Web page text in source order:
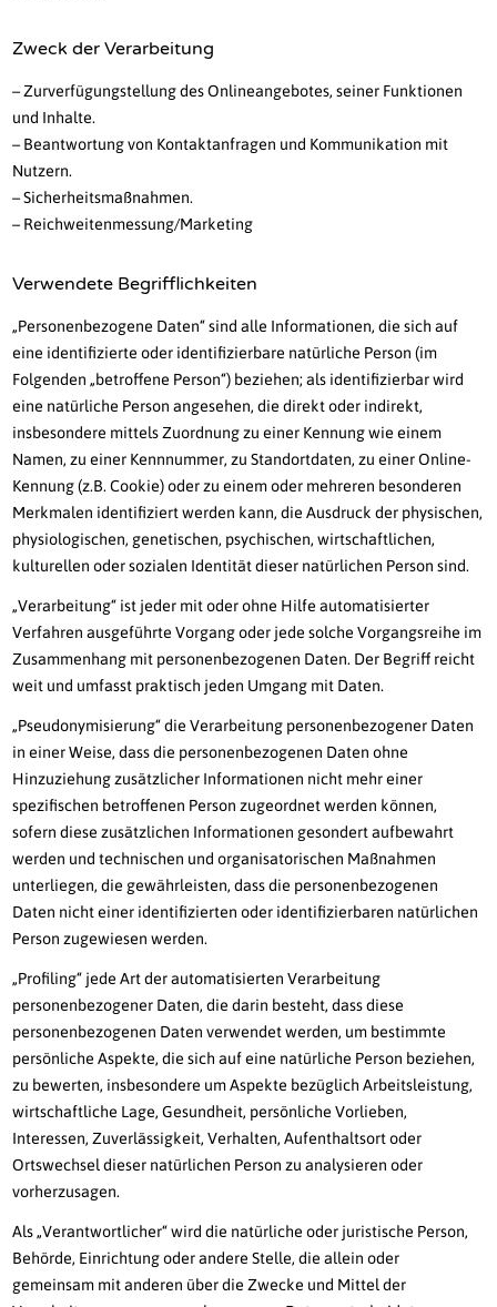
Zweck der Verarbeitung
– Zurverfügungstellung des Onlineangebotes, seiner Funktionen
und Inhalte.
– Beantwortung von Kontaktanfragen und Kommunikation mit
Nutzern.
– Sicherheitsmaßnahmen.
– Reichweitenmessung/Marketing
Verwendete Begrifflichkeiten
„Personenbezogene Daten“ sind alle Informationen, die sich auf
eine identifizierte oder identifizierbare natürliche Person (im
Folgenden „betroffene Person“) beziehen; als identifizierbar wird
eine natürliche Person angesehen, die direkt oder indirekt,
insbesondere mittels Zuordnung zu einer Kennung wie einem
Namen, zu einer Kennnummer, zu Standortdaten, zu einer Online-
Kennung (z.B. Cookie) oder zu einem oder mehreren besonderen
Merkmalen identifiziert werden kann, die Ausdruck der physischen,
physiologischen, genetischen, psychischen, wirtschaftlichen,
kulturellen oder sozialen Identität dieser natürlichen Person sind.
„Verarbeitung“ ist jeder mit oder ohne Hilfe automatisierter
Verfahren ausgeführte Vorgang oder jede solche Vorgangsreihe im
Zusammenhang mit personenbezogenen Daten. Der Begriff reicht
weit und umfasst praktisch jeden Umgang mit Daten.
„Pseudonymisierung“ die Verarbeitung personenbezogener Daten
in einer Weise, dass die personenbezogenen Daten ohne
Hinzuziehung zusätzlicher Informationen nicht mehr einer
spezifischen betroffenen Person zugeordnet werden können,
sofern diese zusätzlichen Informationen gesondert aufbewahrt
werden und technischen und organisatorischen Maßnahmen
unterliegen, die gewährleisten, dass die personenbezogenen
Daten nicht einer identifizierten oder identifizierbaren natürlichen
Person zugewiesen werden.
„Profiling“ jede Art der automatisierten Verarbeitung
personenbezogener Daten, die darin besteht, dass diese
personenbezogenen Daten verwendet werden, um bestimmte
persönliche Aspekte, die sich auf eine natürliche Person beziehen,
zu bewerten, insbesondere um Aspekte bezüglich Arbeitsleistung,
wirtschaftliche Lage, Gesundheit, persönliche Vorlieben,
Interessen, Zuverlässigkeit, Verhalten, Aufenthaltsort oder
Ortswechsel dieser natürlichen Person zu analysieren oder
vorherzusagen.
Als „Verantwortlicher“ wird die natürliche oder juristische Person,
Behörde, Einrichtung oder andere Stelle, die allein oder
gemeinsam mit anderen über die Zwecke und Mittel der